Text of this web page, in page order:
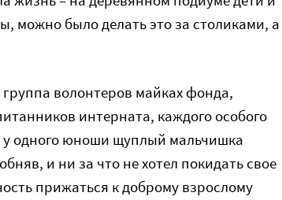
можно было делать это за столиками, а
волонтеров майках фонда,
интерната, каждого особого
одного юноши щуплый мальчишка
и ни за что не хотел покидать свое
прижаться к доброму взрослому